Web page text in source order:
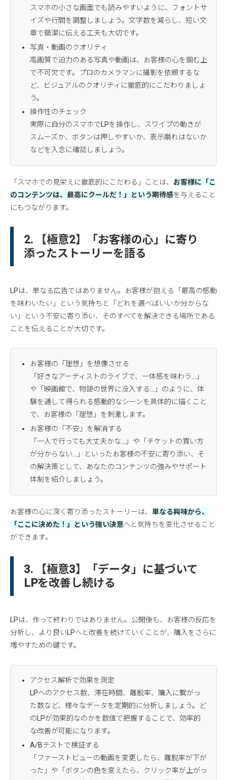
スマホの小さな画面でも読みやすいように、フォントサ
イズや行間を調整しましょう。文字数を減らし、短い文
章で簡潔に伝える工夫も大切です。
写真・動画のクオリティ
高画質で迫力のある写真や動画は、お客様の心を掴む上
で不可欠です。プロのカメラマンに撮影を依頼するな
ど、ビジュアルのクオリティに徹底的にこだわりましょ
う。
操作性のチェック
実際に自分のスマホでLPを操作し、スワイプの動きが
スムーズか、ボタンは押しやすいか、表示崩れはないか
などを入念に確認しましょう。
「スマホでの見栄えに徹底的にこだわる」ことは、 お客様に「こ
のコンテンツは、最高にクールだ！」という期待感を与えること
にもつながります。
2. 【極意2】「お客様の心」に寄り
添ったストーリーを語る
LPは、単なる広告ではありません。お客様が抱える「最高の感動
を味わいたい」という気持ちと「どれを選べばいいか分からな
い」という不安に寄り添い、そのすべてを解決できる場所である
ことを伝えることが大切です。
お客様の「理想」を想像させる
「好きなアーティストのライブで、一体感を味わう…」
や「映画館で、物語の世界に没入する…」のように、体
験を通して得られる感動的なシーンを具体的に描くこと
で、お客様の「理想」を刺激します。
お客様の「不安」を解消する
「一人で行っても大丈夫かな…」や「チケットの買い方
が分からない…」といったお客様の不安に寄り添い、そ
の解決策として、あなたのコンテンツの強みやサポート
体制を紹介しましょう。
お客様の心に深く寄り添ったストーリーは、 単なる興味から、
「ここに決めた！」という強い決意へと気持ちを変化させること
ができます。
3. 【極意3】「データ」に基づいて
LPを改善し続ける
LPは、作って終わりではありません。公開後も、お客様の反応を
分析し、より良いLPへと改善を続けていくことが、購入をさらに
増やすための鍵です。
アクセス解析で効果を測定
LPへのアクセス数、滞在時間、離脱率、購入に繋がっ
た数など、様々なデータを定期的に分析しましょう。ど
のLPが効果的なのかを数値で把握することで、効率的
な改善が可能になります。
A/Bテストで検証する
「ファーストビューの動画を変更したら、離脱率が下が
った」や「ボタンの色を変えたら、クリック率が上がっ